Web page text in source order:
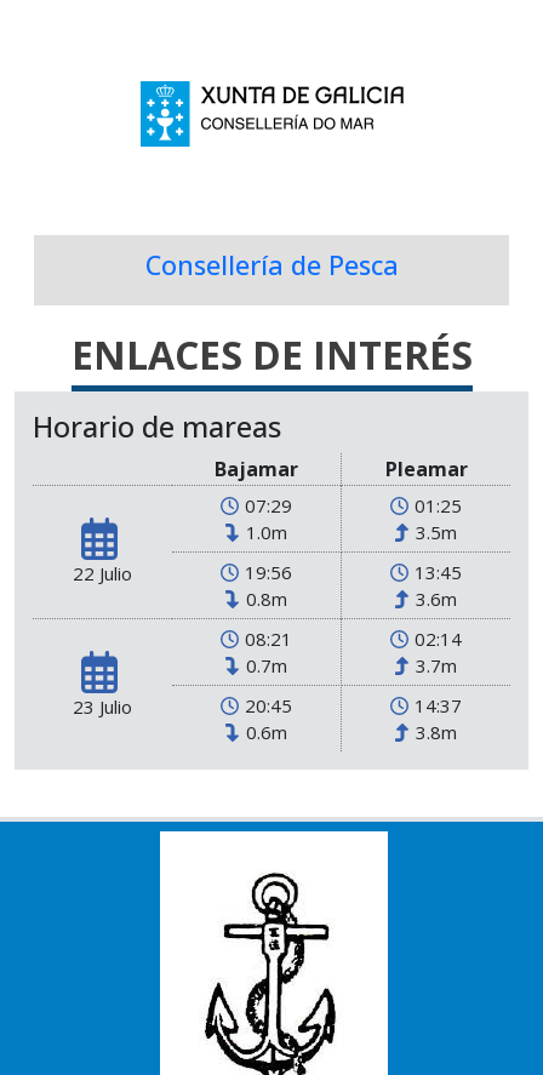
Consellería de Pesca
ENLACES DE INTERÉS
Horario de mareas
Bajamar Pleamar
22 Julio
07:29
1.0m
01:25
3.5m
19:56
0.8m
13:45
3.6m
23 Julio
08:21
0.7m
02:14
3.7m
20:45
0.6m
14:37
3.8m